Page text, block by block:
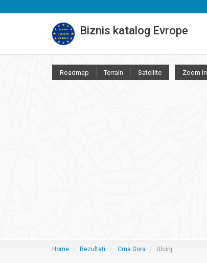
Biznis katalog Evrope
Roadmap Terrain Satellite Zoom In
Home Rezultati Crna Gora Ulcinj